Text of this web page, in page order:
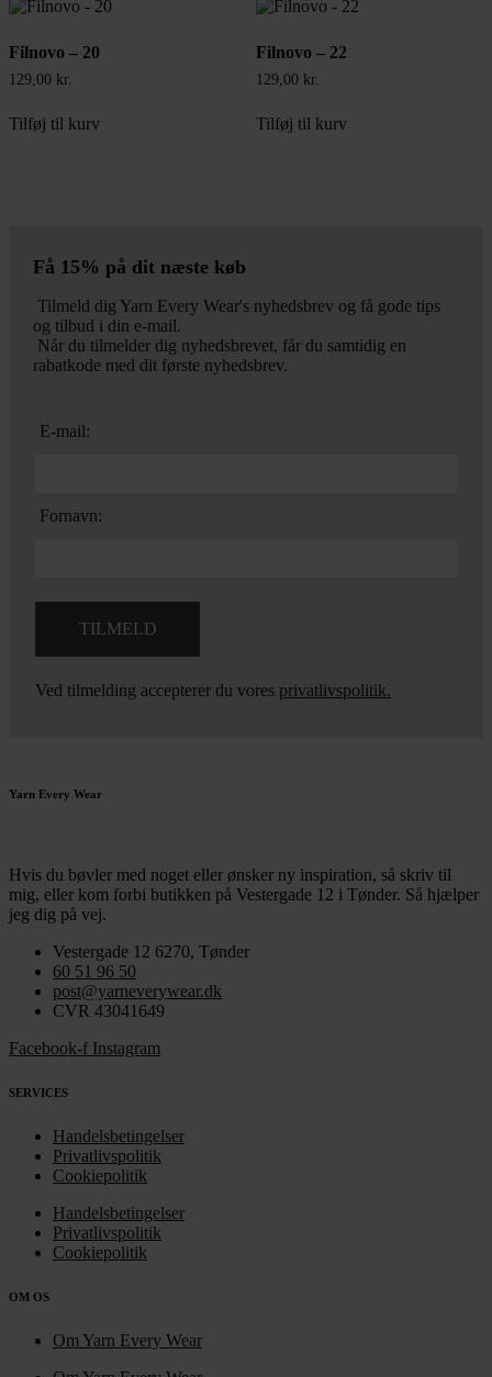
Filnovo – 20
129,00 kr.
Tilføj til kurv
Filnovo – 22
129,00 kr.
Tilføj til kurv
Få 15% på dit næste køb
Tilmeld dig Yarn Every Wear's nyhedsbrev og få gode tips
og tilbud i din e-mail.
Når du tilmelder dig nyhedsbrevet, får du samtidig en
rabatkode med dit første nyhedsbrev.
E-mail:
Fornavn:
Ved tilmelding accepterer du vores privatlivspolitik.
Yarn Every Wear
Hvis du bøvler med noget eller ønsker ny inspiration, så skriv til
mig, eller kom forbi butikken på Vestergade 12 i Tønder. Så hjælper
jeg dig på vej.
Vestergade 12 6270, Tønder
60 51 96 50
post@yarneverywear.dk
CVR 43041649
Facebook-f Instagram
SERVICES
Handelsbetingelser
Privatlivspolitik
Cookiepolitik
Handelsbetingelser
Privatlivspolitik
Cookiepolitik
OM OS
Om Yarn Every Wear